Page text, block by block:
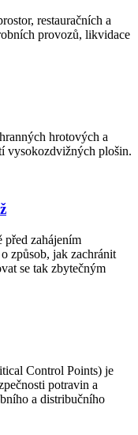
restauračních a
provozů, likvidace
hrotových a
vysokozdvižných plošin.
před zahájením
způsob, jak zachránit
se tak zbytečným
Control Points) je
potravin a
a distribučního